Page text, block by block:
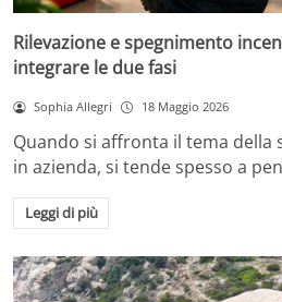
Rilevazione e spegnimento
integrare le due fasi
Sophia Allegri 18 Maggio 2026
Quando si affronta il tema della
in azienda, si tende spesso a
Leggi di più